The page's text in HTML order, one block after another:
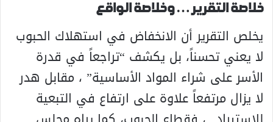
خلاصة التقرير… وخلاصة الواقع
يخلص التقرير أن الانخفاض في استهلاك الحبوب
لا يعني تحسناً، بل يكشف “تراجعاً في قدرة
الأسر على شراء المواد الأساسية” ، مقابل هدر
لا يزال مرتفعاً علاوة على ارتفاع في التبعية